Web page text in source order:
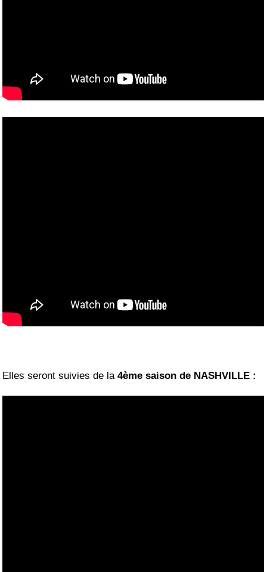
Elles seront suivies de la4ème saison de NASHVILLE :